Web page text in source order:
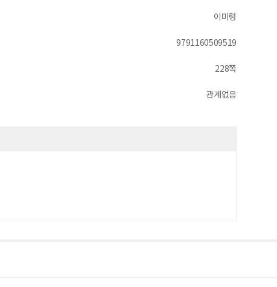
이미령
9791160509519
228쪽
관계없음